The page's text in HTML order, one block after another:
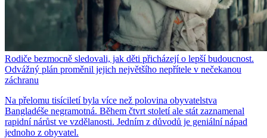
Rodiče bezmocně sledovali, jak děti přicházejí o lepší budoucnost.
Odvážný plán proměnil jejich největšího nepřítele v nečekanou
záchranu
Na přelomu tisíciletí byla více než polovina obyvatelstva
Bangladéše negramotná. Během čtvrt století ale stát zaznamenal
rapidní nárůst ve vzdělanosti. Jedním z důvodů je geniální nápad
jednoho z obyvatel.